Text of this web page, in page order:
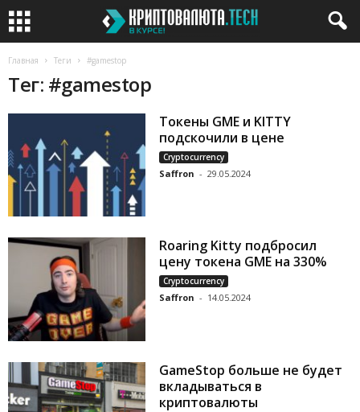
Главная Теги #gamestop
Тег: #gamestop
Токены GME и KITTY
подскочили в цене
Cryptocurrency
Saffron - 29.05.2024
Roaring Kitty подбросил
цену токена GME на 330%
Cryptocurrency
Saffron - 14.05.2024
GameStop больше не будет
вкладываться в
криптовалюты